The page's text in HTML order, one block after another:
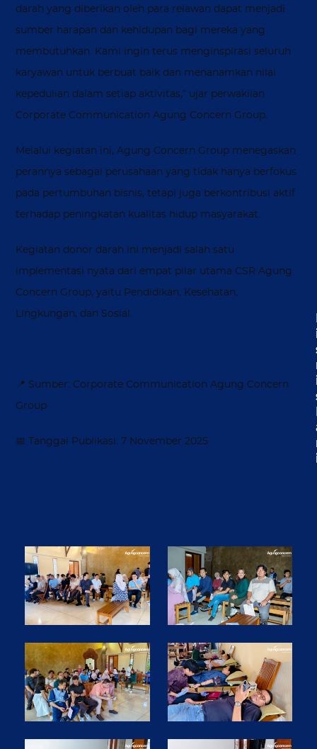
darah yang diberikan oleh para relawan dapat menjadi
sumber harapan dan kehidupan bagi mereka yang
membutuhkan. Kami ingin terus menginspirasi seluruh
karyawan untuk berbuat baik dan menanamkan nilai
kepedulian dalam setiap aktivitas,” ujar perwakilan
Corporate Communication Agung Concern Group.
Melalui kegiatan ini, Agung Concern Group menegaskan
perannya sebagai perusahaan yang tidak hanya berfokus
pada pertumbuhan bisnis, tetapi juga berkontribusi aktif
terhadap peningkatan kualitas hidup masyarakat.
Kegiatan donor darah ini menjadi salah satu
implementasi nyata dari empat pilar utama CSR Agung
Concern Group, yaitu Pendidikan, Kesehatan,
Lingkungan, dan Sosial.
📍 Sumber: Corporate Communication Agung Concern
Group
📅 Tanggal Publikasi: 7 November 2025